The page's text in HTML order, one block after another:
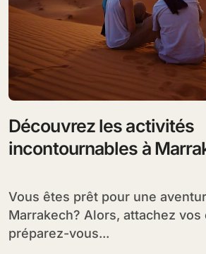
Découvrez les activités
incontournables à
Vous êtes prêt pour une aventure magique à
Marrakech? Alors, attachez
préparez-vous...